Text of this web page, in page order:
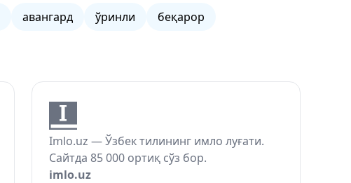
авангард ўринли беқарор
Imlo.uz — Ўзбек тилининг имло луғати.
Сайтда 85 000 ортиқ сўз бор.
imlo.uz